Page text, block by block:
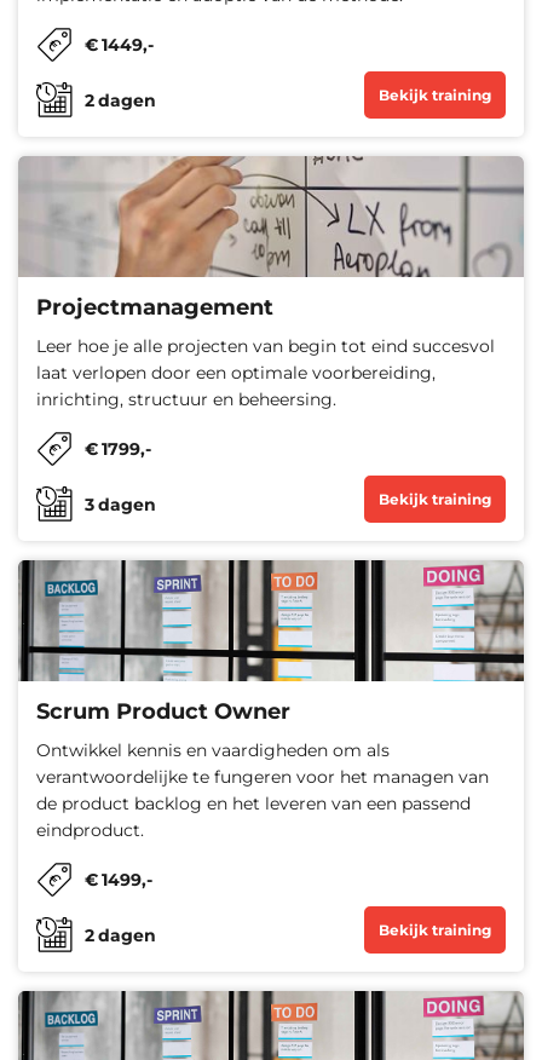
€1449,-
2dagen Bekijk training
Projectmanagement
Leer hoe je alle projecten van begin tot eind succesvol
laat verlopen door een optimale voorbereiding,
inrichting, structuur en beheersing.
€1799,-
3dagen Bekijk training
Scrum Product Owner
Ontwikkel kennis en vaardigheden om als
verantwoordelijke te fungeren voor het managen van
de product backlog en het leveren van een passend
eindproduct.
€1499,-
2dagen Bekijk training